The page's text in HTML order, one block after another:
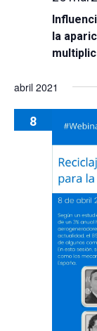
la
abril 2021
8